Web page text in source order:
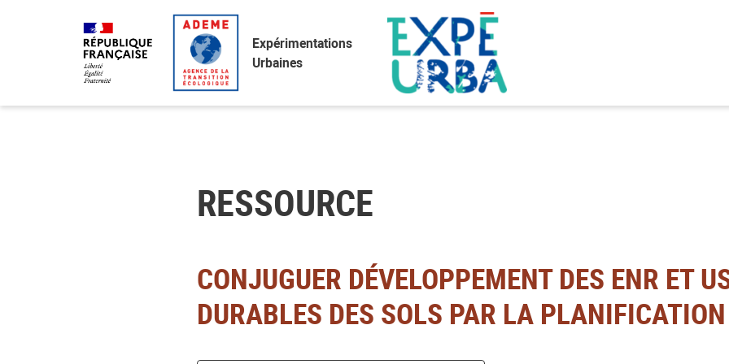
Expérimentations
Urbaines
RESSOURCE
CONJUGUER DÉVELOPPEMENT DES ENR ET
DURABLES DES SOLS PAR LA PLANIFICATION